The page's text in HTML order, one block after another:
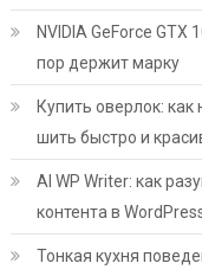
NVIDIA GeForce GTX
пор держит марку
Купить оверлок:
шить быстро и
AI WP Writer: как
контента в
Тонкая кухня